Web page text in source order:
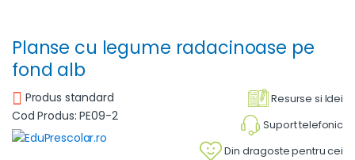
Planse cu legume radacinoase pe
fond alb
Resurse si Idei
Suport telefonic
Din dragoste pentru cei
Produs standard
Cod Produs: PE09-2